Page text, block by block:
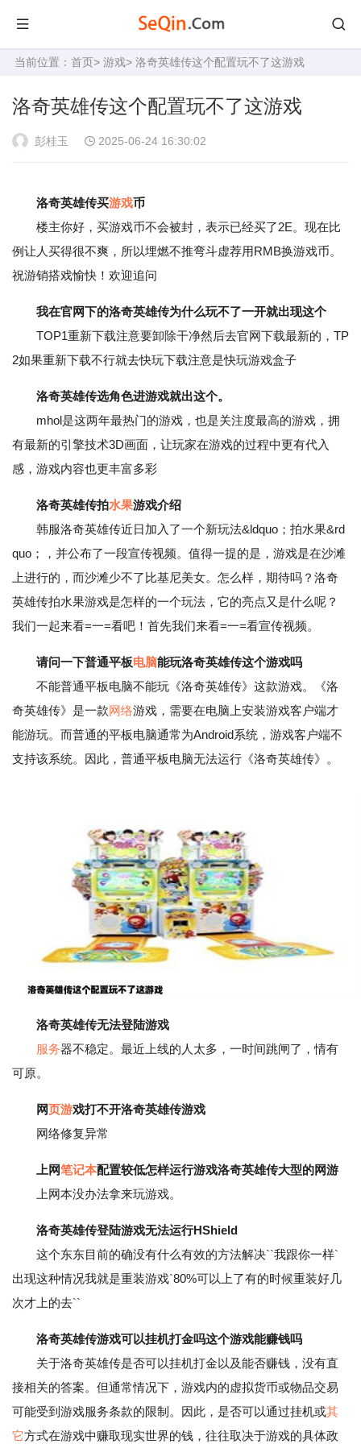
当前位置： 首页> 游戏> 洛奇英雄传这个配置玩不了这游戏
洛奇英雄传这个配置玩不了这游戏
彭桂玉 2025-06-24 16:30:02
洛奇英雄传买游戏币
楼主你好，买游戏币不会被封，表示已经买了2E。现在比
例让人买得很不爽，所以埋燃不推弯斗虚荐用RMB换游戏币。
祝游销搭戏愉快！欢迎追问
我在官网下的洛奇英雄传为什么玩不了一开就出现这个
TOP1重新下载注意要卸除干净然后去官网下载最新的，TP
2如果重新下载不行就去快玩下载注意是快玩游戏盒子
洛奇英雄传选角色进游戏就出这个。
mhol是这两年最热门的游戏，也是关注度最高的游戏，拥
有最新的引擎技术3D画面，让玩家在游戏的过程中更有代入
感，游戏内容也更丰富多彩
洛奇英雄传拍水果游戏介绍
韩服洛奇英雄传近日加入了一个新玩法&ldquo；拍水果&rd
quo；，并公布了一段宣传视频。值得一提的是，游戏是在沙滩
上进行的，而沙滩少不了比基尼美女。怎么样，期待吗？洛奇
英雄传拍水果游戏是怎样的一个玩法，它的亮点又是什么呢？
我们一起来看=一=看吧！首先我们来看=一=看宣传视频。
请问一下普通平板电脑能玩洛奇英雄传这个游戏吗
不能普通平板电脑不能玩《洛奇英雄传》这款游戏。《洛
奇英雄传》是一款网络游戏，需要在电脑上安装游戏客户端才
能游玩。而普通的平板电脑通常为Android系统，游戏客户端不
支持该系统。因此，普通平板电脑无法运行《洛奇英雄传》。
洛奇英雄传无法登陆游戏
服务器不稳定。最近上线的人太多，一时间跳闸了，情有
可原。
网页游戏打不开洛奇英雄传游戏
网络修复异常
上网笔记本配置较低怎样运行游戏洛奇英雄传大型的网游
上网本没办法拿来玩游戏。
洛奇英雄传登陆游戏无法运行HShield
这个东东目前的确没有什么有效的方法解决``我跟你一样`
出现这种情况我就是重装游戏`80%可以上了有的时候重装好几
次才上的去``
洛奇英雄传游戏可以挂机打金吗这个游戏能赚钱吗
关于洛奇英雄传是否可以挂机打金以及能否赚钱，没有直
接相关的答案。但通常情况下，游戏内的虚拟货币或物品交易
可能受到游戏服务条款的限制。因此，是否可以通过挂机或其
它方式在游戏中赚取现实世界的钱，往往取决于游戏的具体政